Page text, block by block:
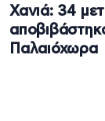
Χανιά: 34
Παλαιόχωρα